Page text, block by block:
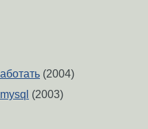
(2004)
(2003)